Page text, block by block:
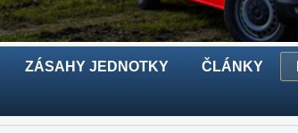
ZÁSAHY JEDNOTKY ČLÁNKY